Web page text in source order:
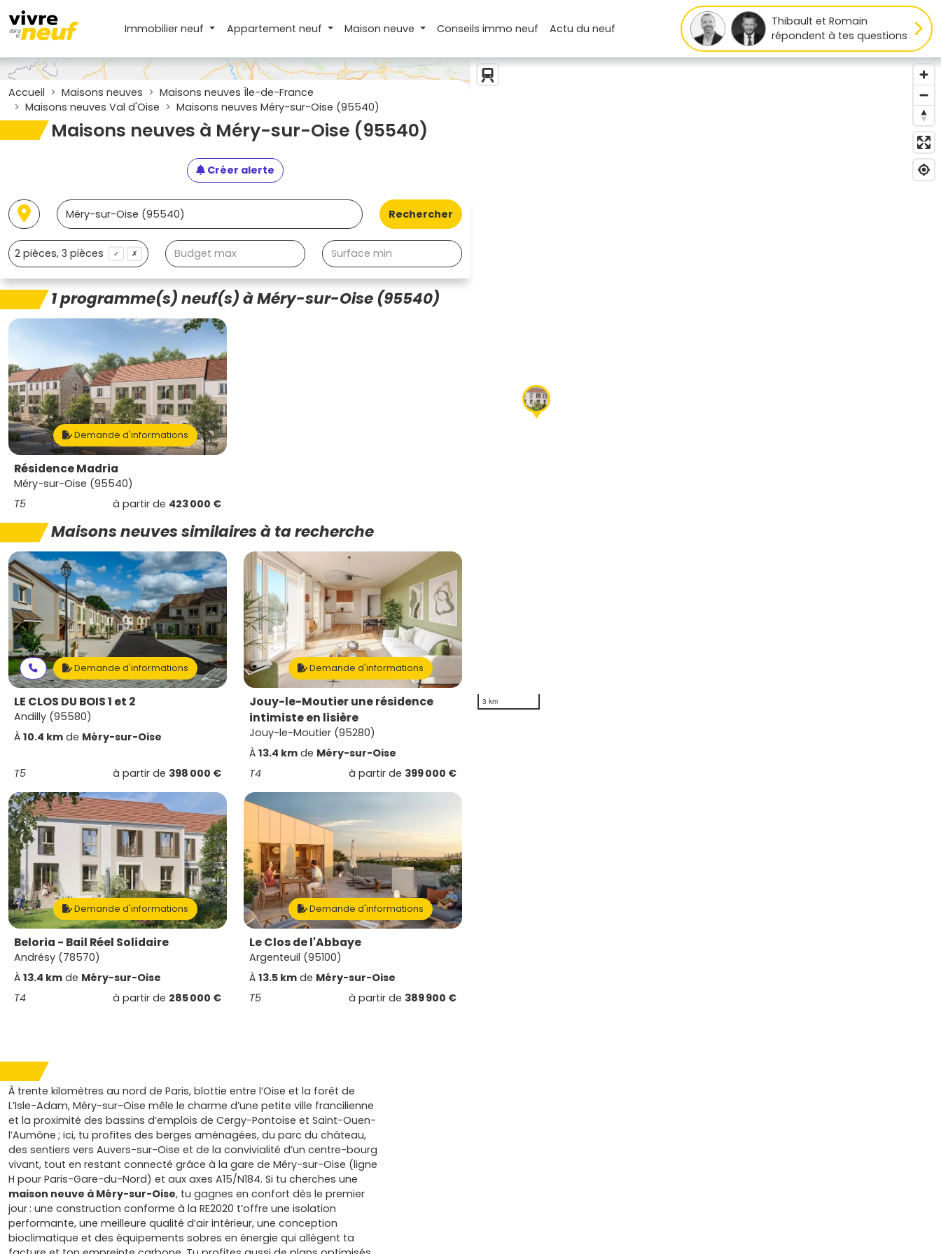
Immobilier neuf Appartement neuf Maison neuve Conseilsimmo neuf Actudu neuf
Thibault et Romain
répondent à tes questions
Accueil Maisons neuves
Maisons neuves Île-de-France
Maisons neuves Val d'Oise
Maisons neuves Méry-sur-Oise (95540)
Maisons neuves à Méry-sur-Oise (95540)
Créer alerte
Rechercher
✓ ✗
1 programme(s) neuf(s) à Méry-sur-Oise (95540)
Demande d'informations
Résidence Madria
Méry-sur-Oise (95540)
T5
à partir de 423 000 €
Maisons neuves similaires à ta recherche
Demande d'informations
LE CLOS DU BOIS 1 et 2
Andilly (95580)
À 10.4 km de Méry-sur-Oise
T5 à partir de 398 000 €
Demande d'informations
Jouy-le-Moutier une résidence
intimiste en lisière
Jouy-le-Moutier (95280)
À 13.4 km de Méry-sur-Oise
T4
à partir de 399 000 €
Demande d'informations
Beloria - Bail Réel Solidaire
Andrésy (78570)
À 13.4 km de Méry-sur-Oise
T4
à partir de 285 000 €
Demande d'informations
Le Clos de l'Abbaye
Argenteuil (95100)
À 13.5 km de Méry-sur-Oise
T5
à partir de 389 900 €
3 km
À trente kilomètres au nord de Paris, blottie entre l’Oise et la forêt de
L’Isle-Adam, Méry-sur-Oise mêle le charme d’une petite ville francilienne
et la proximité des bassins d’emplois de Cergy-Pontoise et Saint-Ouen-
l’Aumône ; ici, tu profites des berges aménagées, du parc du château,
des sentiers vers Auvers-sur-Oise et de la convivialité d’un centre-bourg
vivant, tout en restant connecté grâce à la gare de Méry-sur-Oise (ligne
H pour Paris-Gare-du-Nord) et aux axes A15/N184. Si tu cherches une
maison neuve à Méry-sur-Oise, tu gagnes en confort dès le premier
jour : une construction conforme à la RE2020 t’offre une isolation
performante, une meilleure qualité d’air intérieur, une conception
bioclimatique et des équipements sobres en énergie qui allègent ta